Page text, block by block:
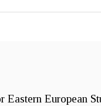
European